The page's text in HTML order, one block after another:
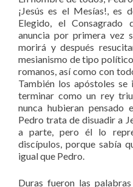
¡Jesús es el Mesías!, es
Elegido, el Consagrado
anuncia por primera vez
morirá y después
mesianismo de tipo
romanos, así como con
También los apóstoles
terminar como un rey
nunca hubieran
Pedro trata de disuadir a
a parte, pero él lo
discípulos, porque sabía
igual que Pedro.
Duras fueron las